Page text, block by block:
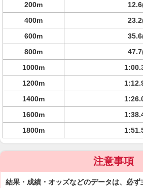
200m
400m
600m
800m
1000m
1200m
1400m
1600m
1800m
注意事項
結果・成績・オッズなどのデータは、必